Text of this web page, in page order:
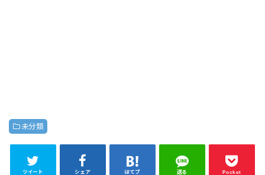
未分類
ツイート シェア はてブ 送る Pocket